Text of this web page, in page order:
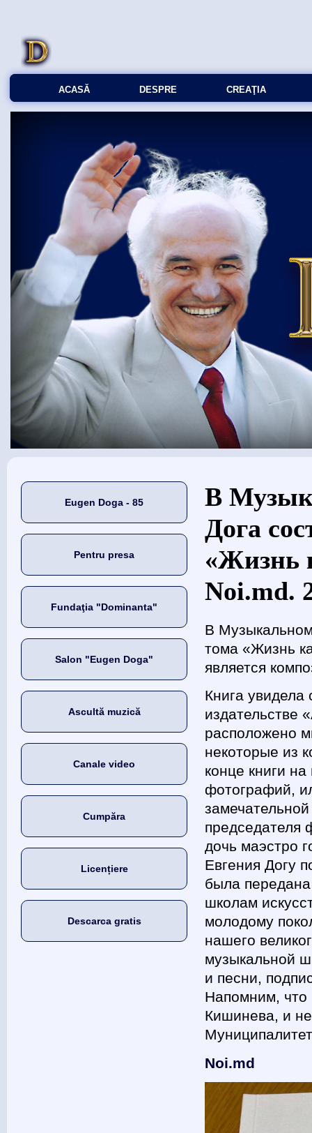
ACASĂ DESPRE CREAŢIA
Eugen Doga - 85
Pentru presa
Fundaţia "Dominanta"
Salon "Eugen Doga"
Ascultă muzică
Canale video
Cumpăra
Licențiere
Descarca gratis
Eşti aici
В
Дога
«Жизнь
Noi.md.
В
тома «Жизнь
является
Книга увидела
издательстве
расположено
некоторые из
конце книги
фотографий,
председателя
дочь маэстро
Евгения Догу
была
школам
молодому
нашего
музыкальной
и песни,
Напомним, что
Кишинева, и
Noi.md